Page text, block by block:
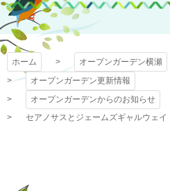
プ
ホーム
オープンガーデン横瀬
オープンガーデン更新情報
オープンガーデンからのお知らせ
セアノサスとジェームズギャルウェイ